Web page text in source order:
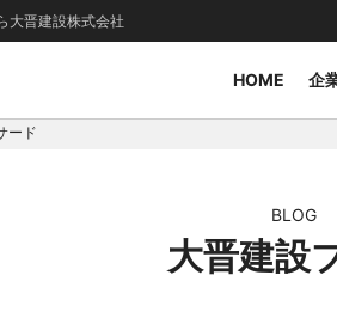
大晋建設株式会社
HOME 企
ード
BLOG
大晋建設